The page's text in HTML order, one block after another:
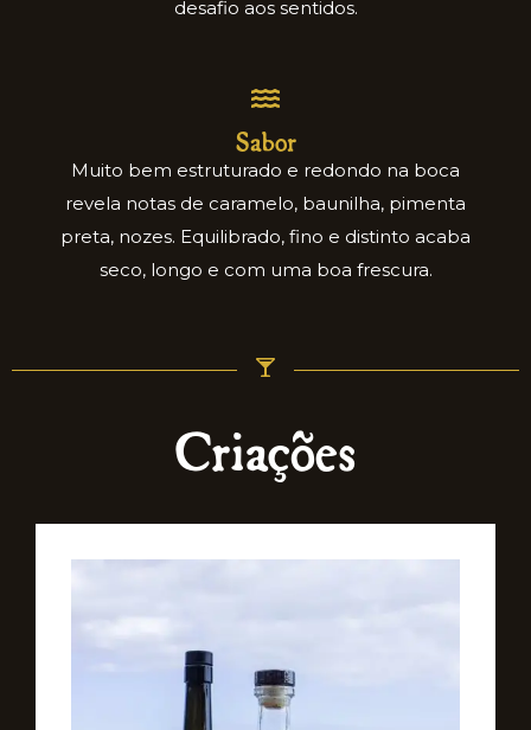
desafio aos sentidos.
Sabor
Muito bem estruturado e redondo na boca
revela notas de caramelo, baunilha, pimenta
preta, nozes. Equilibrado, fino e distinto acaba
seco, longo e com uma boa frescura.
Criações